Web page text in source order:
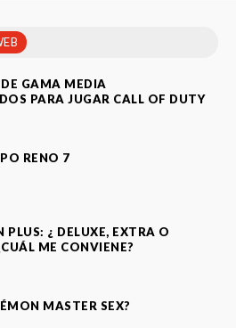
GAMA MEDIA
PARA JUGAR CALL OF DUTY
RENO 7
PLUS: ¿ DELUXE, EXTRA O
ME CONVIENE?
MASTER SEX?